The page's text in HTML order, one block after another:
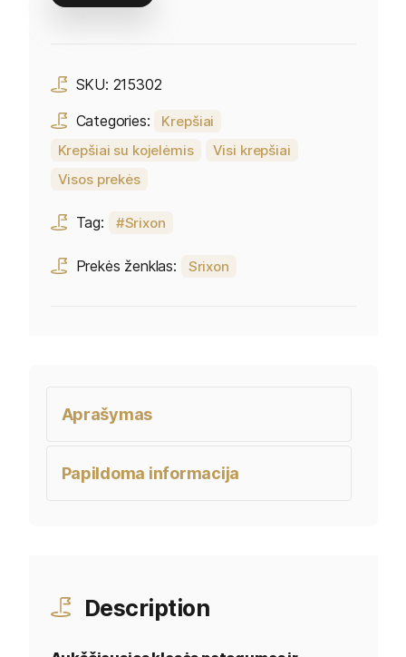
SKU: 215302
Categories:
Krepšiai
Krepšiai su kojelėmis
Visi krepšiai
Visos prekės
Tag: Srixon
Prekės ženklas: Srixon
Aprašymas
Papildoma informacija
Description